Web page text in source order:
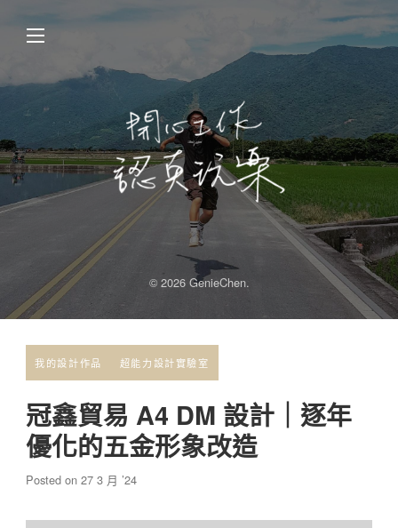
© 2026 GenieChen.
我的設計作品 超能力設計實驗室
冠鑫貿易 A4 DM 設計｜逐年
優化的五金形象改造
Posted on27 3 月 ’24